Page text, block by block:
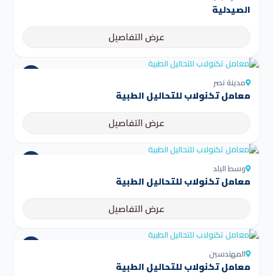
الصيدلية
عرض التفاصيل
مدينة نصر
معامل تكنولاب للتحاليل الطبية
عرض التفاصيل
وسط البلد
معامل تكنولاب للتحاليل الطبية
عرض التفاصيل
المهندسين
معامل تكنولاب للتحاليل الطبية